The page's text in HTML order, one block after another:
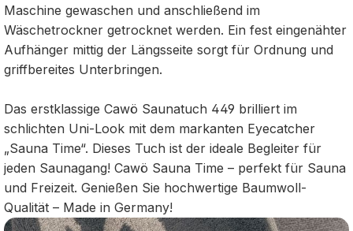
Maschine gewaschen und anschließend im
Wäschetrockner getrocknet werden. Ein fest eingenähter
Aufhänger mittig der Längsseite sorgt für Ordnung und
griffbereites Unterbringen.
Das erstklassige Cawö Saunatuch 449 brilliert im
schlichten Uni-Look mit dem markanten Eyecatcher
„Sauna Time“. Dieses Tuch ist der ideale Begleiter für
jeden Saunagang! Cawö Sauna Time – perfekt für Sauna
und Freizeit. Genießen Sie hochwertige Baumwoll-
Qualität – Made in Germany!